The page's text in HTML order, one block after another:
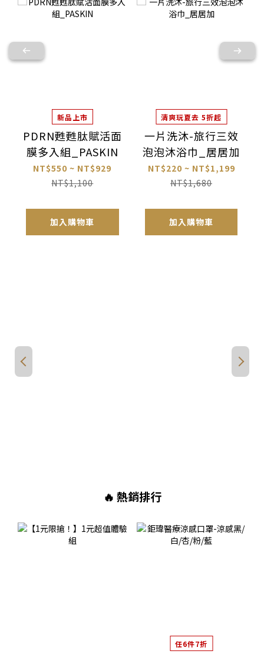
新品上市
PDRN甦甦肽賦活面
膜多入組_PASKIN
NT$550 ~ NT$929
NT$1,100
加入購物車
清爽玩夏去 5折起
一片洗沐-旅行三效
泡泡沐浴巾_居居加
NT$220 ~ NT$1,199
NT$1,680
加入購物車
🔥 熱銷排行
任6件7折